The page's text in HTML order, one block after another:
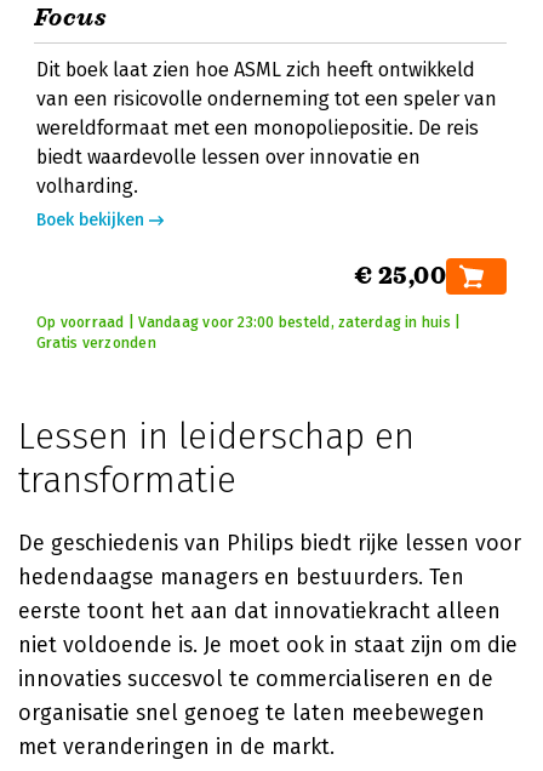
Focus
Dit boek laat zien hoe ASML zich heeft ontwikkeld
van een risicovolle onderneming tot een speler van
wereldformaat met een monopoliepositie. De reis
biedt waardevolle lessen over innovatie en
volharding.
Boek bekijken
€ 25,00
Op voorraad | Vandaag voor 23:00 besteld, zaterdag in huis |
Gratis verzonden
Lessen in leiderschap en
transformatie
De geschiedenis van Philips biedt rijke lessen voor
hedendaagse managers en bestuurders. Ten
eerste toont het aan dat innovatiekracht alleen
niet voldoende is. Je moet ook in staat zijn om die
innovaties succesvol te commercialiseren en de
organisatie snel genoeg te laten meebewegen
met veranderingen in de markt.